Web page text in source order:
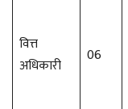
वित्त
अधिकारी
06